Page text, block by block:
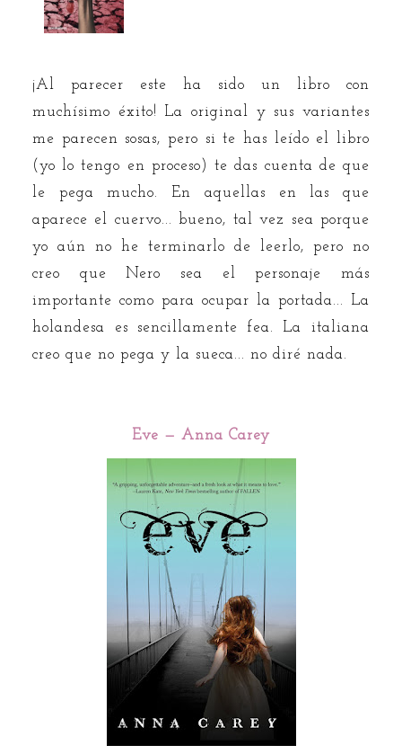
¡Al parecer este ha sido un libro con
muchísimo éxito! La original y sus variantes
me parecen sosas, pero si te has leído el libro
(yo lo tengo en proceso) te das cuenta de que
le pega mucho. En aquellas en las que
aparece el cuervo... bueno, tal vez sea porque
yo aún no he terminarlo de leerlo, pero no
creo que Nero sea el personaje más
importante como para ocupar la portada... La
holandesa es sencillamente fea. La italiana
creo que no pega y la sueca... no diré nada.
Eve — Anna Carey